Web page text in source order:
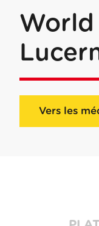
World
Vers les